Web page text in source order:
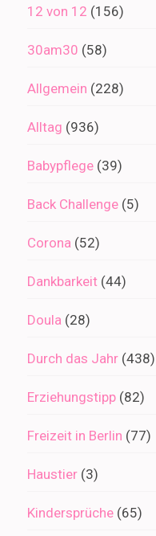
12 von 12 (156)
30am30 (58)
Allgemein (228)
Alltag (936)
Babypflege (39)
Back Challenge (5)
Corona (52)
Dankbarkeit (44)
Doula (28)
Durch das Jahr (438)
Erziehungstipp (82)
Freizeit in Berlin (77)
Haustier (3)
Kindersprüche (65)